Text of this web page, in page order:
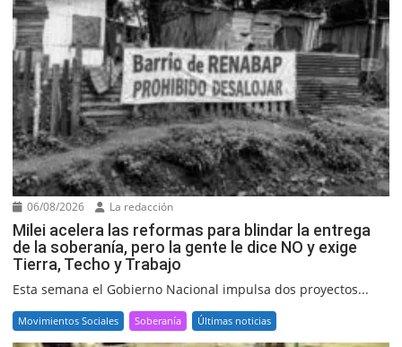
06/08/2026 La redacción
Milei acelera las reformas para blindar la entrega
de la soberanía, pero la gente le dice NO y exige
Tierra, Techo y Trabajo
Esta semana el Gobierno Nacional impulsa dos proyectos...
Movimientos Sociales Soberanía Últimas noticias